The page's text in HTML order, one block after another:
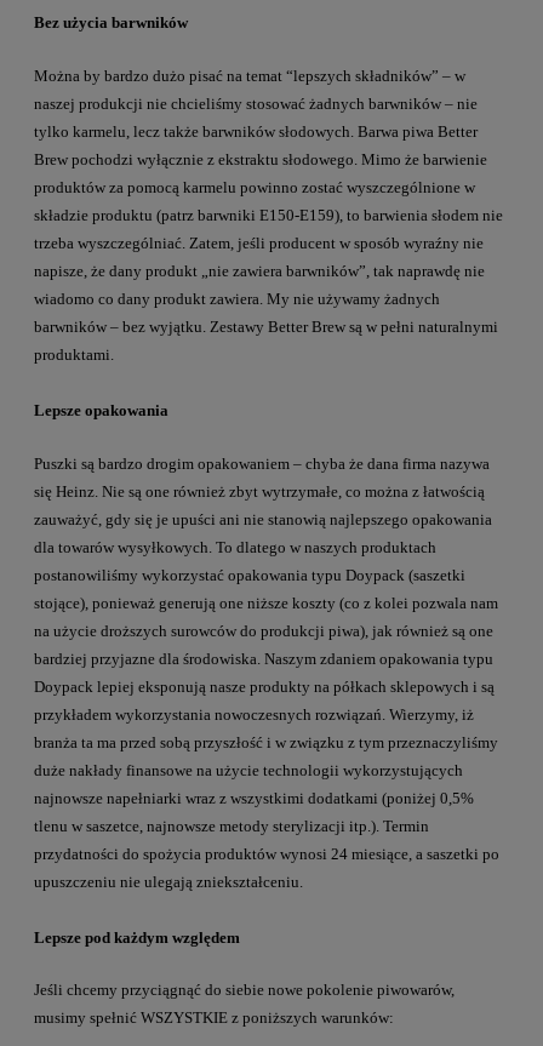
Bez użycia barwników
Można by bardzo dużo pisać na temat “lepszych składników” – w
naszej produkcji nie chcieliśmy stosować żadnych barwników – nie
tylko karmelu, lecz także barwników słodowych. Barwa piwa Better
Brew pochodzi wyłącznie z ekstraktu słodowego. Mimo że barwienie
produktów za pomocą karmelu powinno zostać wyszczególnione w
składzie produktu (patrz barwniki E150-E159), to barwienia słodem nie
trzeba wyszczególniać. Zatem, jeśli producent w sposób wyraźny nie
napisze, że dany produkt „nie zawiera barwników”, tak naprawdę nie
wiadomo co dany produkt zawiera. My nie używamy żadnych
barwników – bez wyjątku. Zestawy Better Brew są w pełni naturalnymi
produktami.
Lepsze opakowania
Puszki są bardzo drogim opakowaniem – chyba że dana firma nazywa
się Heinz. Nie są one również zbyt wytrzymałe, co można z łatwością
zauważyć, gdy się je upuści ani nie stanowią najlepszego opakowania
dla towarów wysyłkowych. To dlatego w naszych produktach
postanowiliśmy wykorzystać opakowania typu Doypack (saszetki
stojące), ponieważ generują one niższe koszty (co z kolei pozwala nam
na użycie droższych surowców do produkcji piwa), jak również są one
bardziej przyjazne dla środowiska. Naszym zdaniem opakowania typu
Doypack lepiej eksponują nasze produkty na półkach sklepowych i są
przykładem wykorzystania nowoczesnych rozwiązań. Wierzymy, iż
branża ta ma przed sobą przyszłość i w związku z tym przeznaczyliśmy
duże nakłady finansowe na użycie technologii wykorzystujących
najnowsze napełniarki wraz z wszystkimi dodatkami (poniżej 0,5%
tlenu w saszetce, najnowsze metody sterylizacji itp.). Termin
przydatności do spożycia produktów wynosi 24 miesiące, a saszetki po
upuszczeniu nie ulegają zniekształceniu.
Lepsze pod każdym względem
Jeśli chcemy przyciągnąć do siebie nowe pokolenie piwowarów,
musimy spełnić WSZYSTKIE z poniższych warunków: